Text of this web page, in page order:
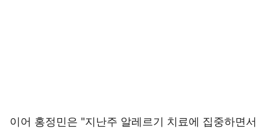
이어 홍정민은 "지난주 알레르기 치료에 집중하면서